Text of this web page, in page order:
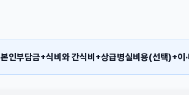
본인부담금+식비와 간식비+상급병실비용(선택)+이·